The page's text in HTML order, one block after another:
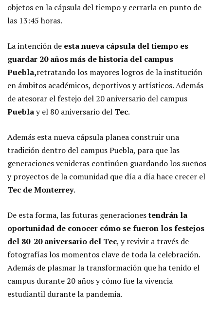
objetos en la cápsula del tiempo y cerrarla en punto de
las 13:45 horas.
La intención de esta nueva cápsula del tiempo es
guardar 20 años más de historia del campus
Puebla,retratando los mayores logros de la institución
en ámbitos académicos, deportivos y artísticos. Además
de atesorar el festejo del 20 aniversario del campus
Pueblay el 80 aniversario del Tec.
Además esta nueva cápsula planea construir una
tradición dentro del campus Puebla, para que las
generaciones venideras continúen guardando los sueños
y proyectos de la comunidad que día a día hace crecer el
Tec de Monterrey.
De esta forma, las futuras generacionestendrán la
oportunidad de conocer cómo se fueron los festejos
del 80-20 aniversario del Tec, y revivir a través de
fotografías los momentos clave de toda la celebración.
Además de plasmar la transformación que ha tenido el
campus durante 20 años y cómo fue la vivencia
estudiantil durante la pandemia.